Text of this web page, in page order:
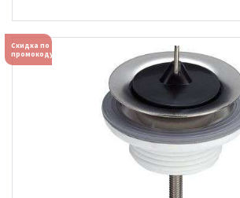
Скидка по
промокоду